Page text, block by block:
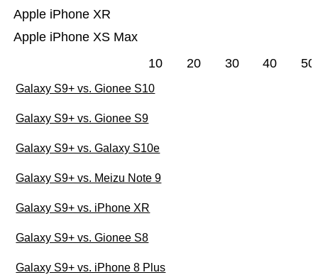
Apple iPhone XS Max
Apple iPhone XR
10 20 30 40 50
Galaxy S9+ vs. Gionee S10
Galaxy S9+ vs. Gionee S9
Galaxy S9+ vs. Galaxy S10e
Galaxy S9+ vs. Meizu Note 9
Galaxy S9+ vs. iPhone XR
Galaxy S9+ vs. Gionee S8
Galaxy S9+ vs. iPhone 8 Plus